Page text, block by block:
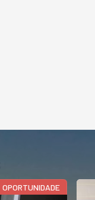
OPORTUNIDADE